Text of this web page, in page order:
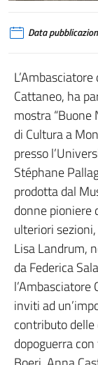
Data
Cattaneo, ha
mostra “Buone
di Cultura a
presso
Stéphane
prodotta dal
donne pioniere
ulteriori
Lisa Landrum,
da Federica
inviti ad
contributo
dopoguerra